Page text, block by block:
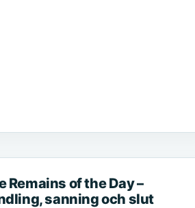
Remains of the Day –
sanning och slut